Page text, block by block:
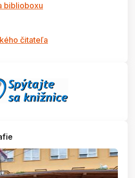
biblioboxu
čitateľa